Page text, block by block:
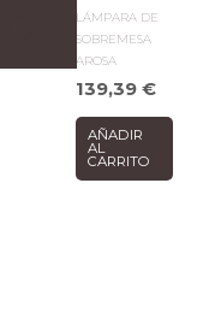
LÁMPARA DE
SOBREMESA
AROSA
139,39€
AÑADIR
AL
CARRITO